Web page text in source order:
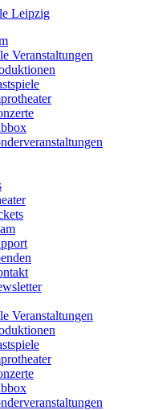
Veranstaltungen
Veranstaltungen